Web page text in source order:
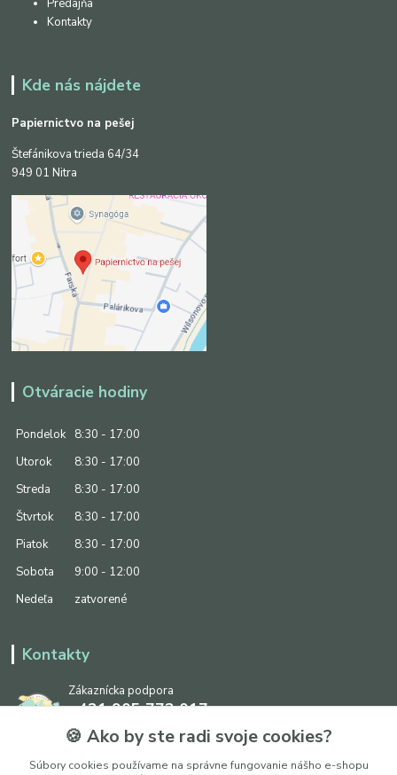
Predajňa
Kontakty
Kde nás nájdete
Papiernictvo na pešej
Štefánikova trieda 64/34
949 01 Nitra
Otváracie hodiny
Pondelok
8:30 - 17:00
Utorok
8:30 - 17:00
Streda
8:30 - 17:00
Štvrtok
8:30 - 17:00
Piatok
8:30 - 17:00
Sobota
9:00 - 12:00
Nedeľa
zatvorené
Kontakty
Zákaznícka podpora
+421 905 773 017
(Po-Pia, 8:30 - 17:00, So: 9:00 - 12:00)
info@ipapier.sk
🍪 Ako by ste radi svoje cookies?
Súbory cookies používame na správne fungovanie nášho e-shopu